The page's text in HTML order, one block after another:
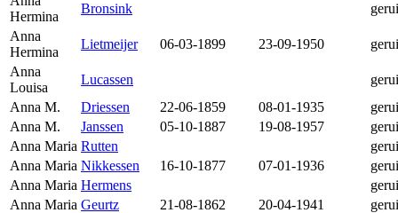
Hermina
Bronsink
Anna
Hermina
Lietmeijer 06-03-1899 23-09-1950
Anna
Louisa
Lucassen
Anna M.
Driessen 22-06-1859 08-01-1935
Anna M.
Janssen 05-10-1887 19-08-1957
Anna Maria Rutten
Anna Maria Nikkessen 16-10-1877 07-01-1936
Anna Maria Hermens
Anna Maria Geurtz 21-08-1862 20-04-1941